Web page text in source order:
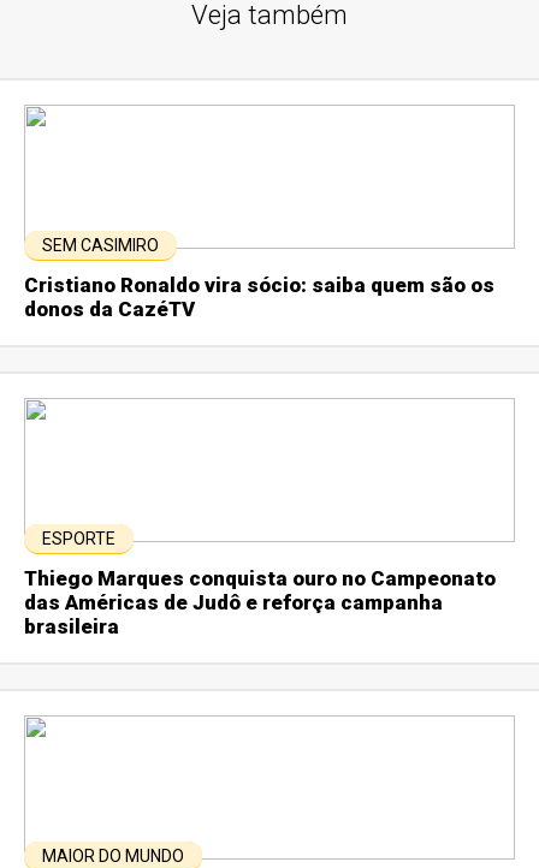
Veja também
SEM CASIMIRO
Cristiano Ronaldo vira sócio: saiba quem são os
donos da CazéTV
ESPORTE
Thiego Marques conquista ouro no Campeonato
das Américas de Judô e reforça campanha
brasileira
MAIOR DO MUNDO